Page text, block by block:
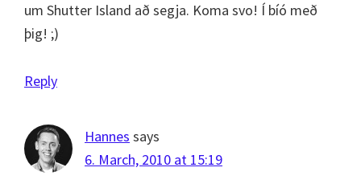
um Shutter Island að segja. Koma svo! Í bíó með
þig! ;)
Reply
Hannes says
6. March, 2010 at 15:19